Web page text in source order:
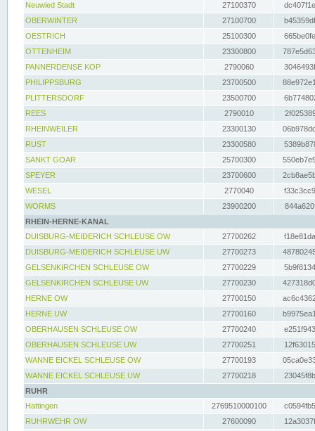
Neuwied Stadt
27100370
OBERWINTER
27100700
OESTRICH
25100300
OTTENHEIM
23300800
PANNERDENSE KOP
2790060
PHILIPPSBURG
23700500
PLITTERSDORF
23500700
REES
2790010
RHEINWEILER
23300130
RUST
23300580
SANKT GOAR
25700300
SPEYER
23700600
WESEL
2770040
WORMS
23900200
RHEIN-HERNE-KANAL
DUISBURG-MEIDERICH SCHLEUSE OW
27700262
DUISBURG-MEIDERICH SCHLEUSE UW
27700273
GELSENKIRCHEN SCHLEUSE OW
27700229
GELSENKIRCHEN SCHLEUSE UW
27700230
HERNE OW
27700150
HERNE UW
27700160
OBERHAUSEN SCHLEUSE OW
27700240
OBERHAUSEN SCHLEUSE UW
27700251
WANNE EICKEL SCHLEUSE OW
27700193
WANNE EICKEL SCHLEUSE UW
27700218
RUHR
Hattingen
2769510000100
RUHRWEHR OW
27600090